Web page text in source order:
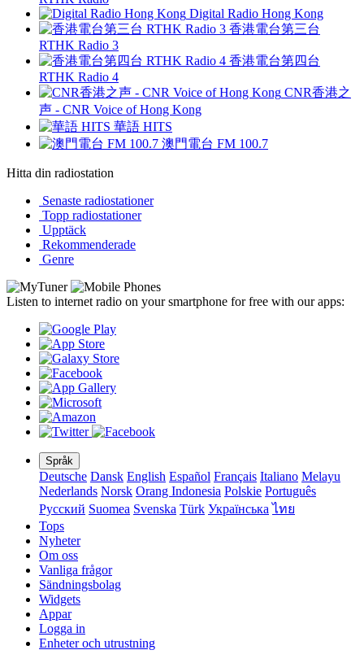
Digital Radio Hong Kong
香港電台第三台
RTHK Radio 3
香港電台第四台
RTHK Radio 4
CNR香港之
声 - CNR Voice of Hong Kong
華語 HITS
澳門電台 FM 100.7
Hitta din radiostation
Senaste radiostationer
Topp radiostationer
Upptäck
Rekommenderade
Genre
Listen to internet radio on your smartphone for free with our apps:
Språk
Deutsche Dansk English Español Français Italiano Melayu
Nederlands Norsk Orang Indonesia Polskie Português
Pусский Suomea Svenska Türk Українська ไทย
Tops
Nyheter
Om oss
Vanliga frågor
Sändningsbolag
Widgets
Appar
Logga in
Enheter och utrustning